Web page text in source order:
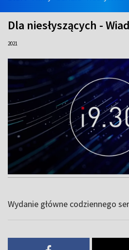
Dla niesłyszących -
2021
Wydanie główne codziennego